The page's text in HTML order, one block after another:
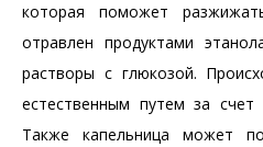
которая поможет
отравлен продуктами
растворы с глюкозой.
естественным путем за счет
Также капельница может